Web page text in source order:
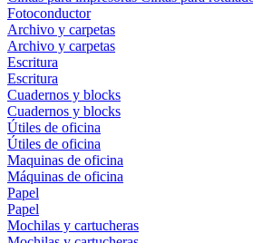
Fotoconductor
Archivo y carpetas
Archivo y carpetas
Escritura
Escritura
Cuadernos y blocks
Cuadernos y blocks
Útiles de oficina
Útiles de oficina
Maquinas de oficina
Máquinas de oficina
Papel
Papel
Mochilas y cartucheras